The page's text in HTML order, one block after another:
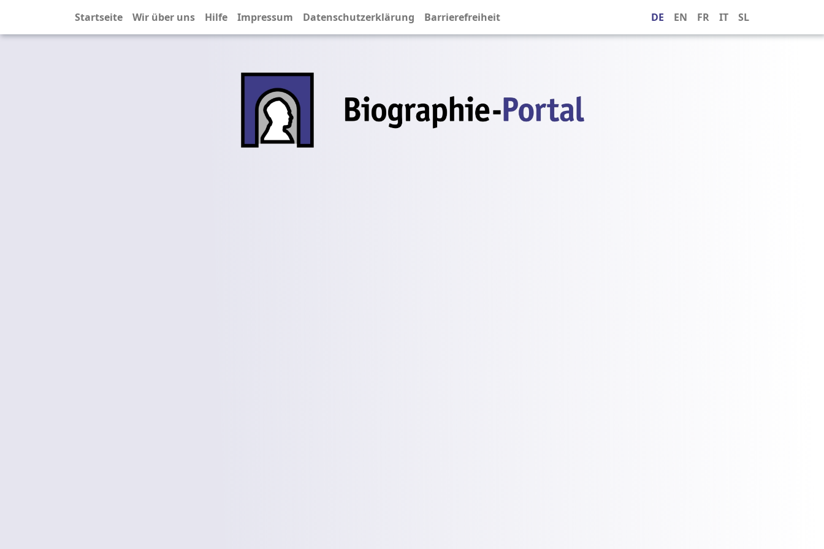
Startseite Wir über uns Hilfe Impressum Datenschutzerklärung Barrierefreiheit DE EN FR IT SL